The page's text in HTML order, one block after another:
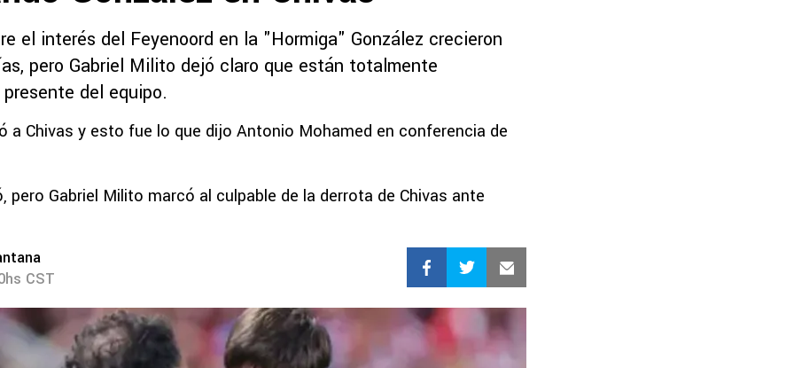
el interés del Feyenoord en la "Hormiga" González crecieron
pero Gabriel Milito dejó claro que están totalmente
del equipo.
a Chivas y esto fue lo que dijo Antonio Mohamed en conferencia de
pero Gabriel Milito marcó al culpable de la derrota de Chivas ante
CST